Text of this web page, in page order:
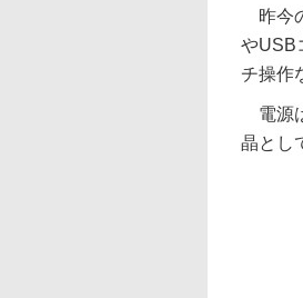
昨今
やUSB
チ操作
電源
晶とし